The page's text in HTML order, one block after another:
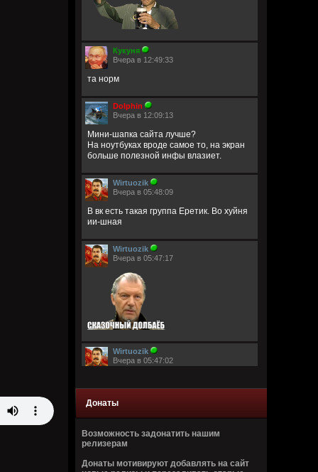
Кукуня
Вчера в 12:49:33
та норм
Dolphin
Вчера в 12:09:13
Мини-шапка сайта лучше?
На ноутбуках вроде самое то, на экран
больше полезной инфы влазиет.
Wirtuozik
Вчера в 05:48:09
В вк есть такая группа Еретик. Во хуйня
ии-шная
Wirtuozik
Вчера в 05:47:17
Wirtuozik
Вчера в 05:47:02
Вчера в 05:46:44
Донаты
Возможность задонатить нашим
релизерам
Донаты мотивируют добавлять на сайт